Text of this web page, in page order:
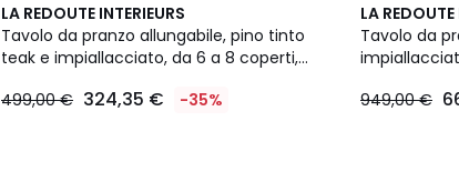
LA REDOUTE INTERIEURS
Tavolo da pranzo allungabile, pino tinto
teak e impiallacciato, da 6 a 8 coperti,
499,00 € 324,35 € -35%
3,8
/ 5
LA REDOUTE
Tavolo da
949,00 €
4,2
/ 5